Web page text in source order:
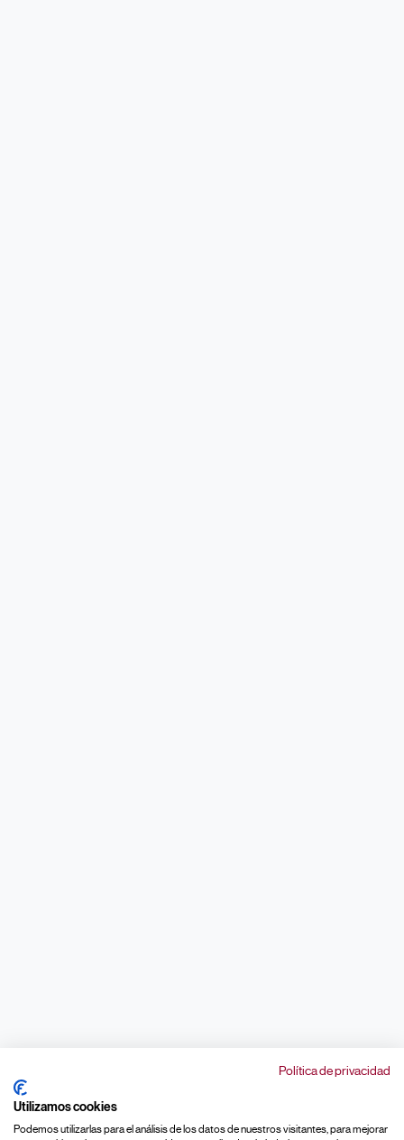
Política de privacidad
Utilizamos cookies
Podemos utilizarlas para el análisis de los datos de nuestros visitantes, para mejorar